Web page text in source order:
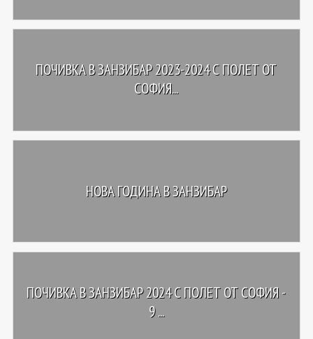
ПОЧИВКА В ЗАНЗИБАР 2023-2024 С ПОЛЕТ ОТ
СОФИЯ...
НОВА ГОДИНА В ЗАНЗИБАР
ПОЧИВКА В ЗАНЗИБАР 2024 С ПОЛЕТ ОТ СОФИЯ -
9 ...